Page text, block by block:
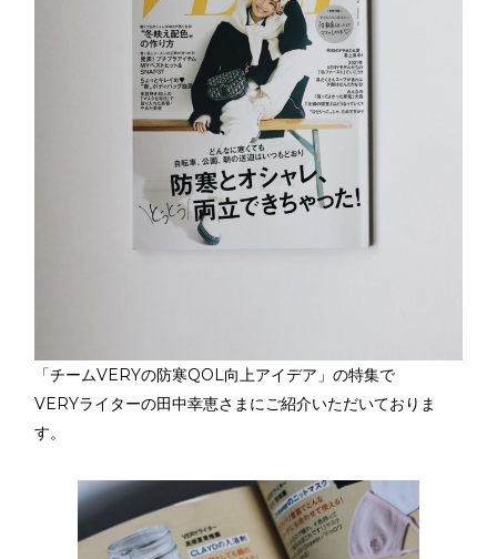
「チームVERYの防寒QOL向上アイデア」の特集で
VERYライターの田中幸恵さまにご紹介いただいておりま
す。